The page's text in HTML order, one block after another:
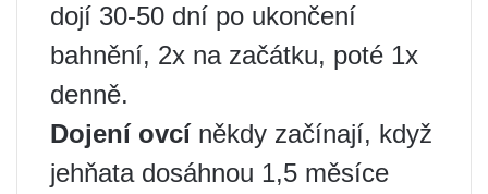
dojí 30-50 dní po ukončení
bahnění, 2x na začátku, poté 1x
denně.
Dojení ovcíněkdy začínají, když
jehňata dosáhnou 1,5 měsíce